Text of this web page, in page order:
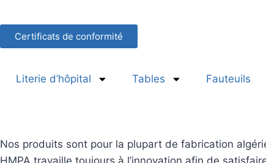
Certificats de conformité
Literie d’hôpital Tables Fauteuils
Nos produits sont pour la plupart de fabrication
HMPA travaille toujours à l’innovation afin de